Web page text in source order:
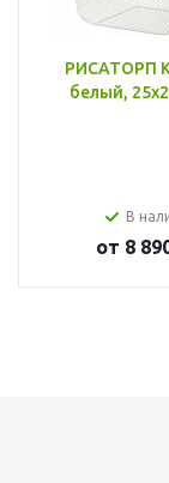
РИСАТОРП
белый,
В
от 8